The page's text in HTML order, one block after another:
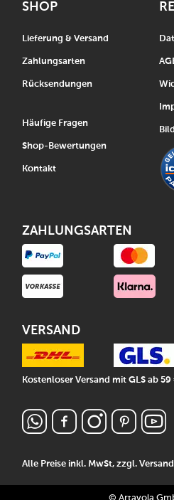
SHOP
Lieferung & Versand
Zahlungsarten
Rücksendungen
Häufige Fragen
Shop-Bewertungen
Kontakt
Alle Preise inkl. MwSt, zzgl.Versand
ZAHLUNGSARTEN
VERSAND
Kostenloser Versand mit GLS ab
© Artavola